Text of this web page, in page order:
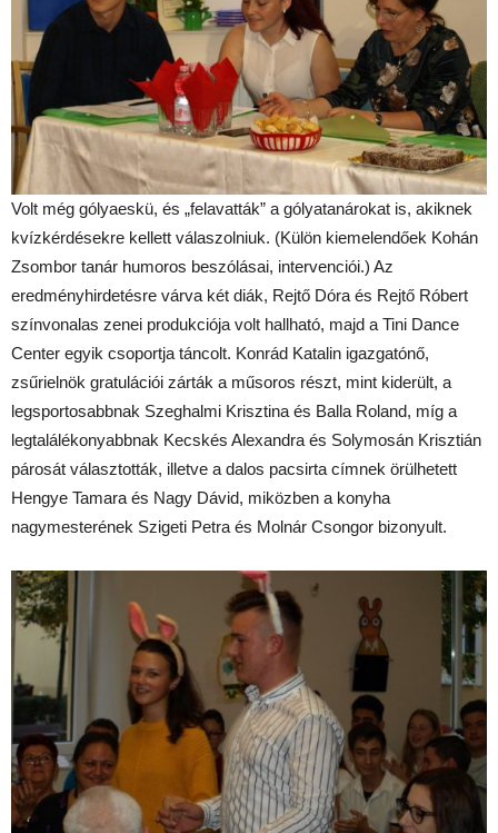
Volt még gólyaeskü, és „felavatták” a gólyatanárokat is, akiknek
kvízkérdésekre kellett válaszolniuk. (Külön kiemelendőek Kohán
Zsombor tanár humoros beszólásai, intervenciói.) Az
eredményhirdetésre várva két diák, Rejtő Dóra és Rejtő Róbert
színvonalas zenei produkciója volt hallható, majd a Tini Dance
Center egyik csoportja táncolt. Konrád Katalin igazgatónő,
zsűrielnök gratulációi zárták a műsoros részt, mint kiderült, a
legsportosabbnak Szeghalmi Krisztina és Balla Roland, míg a
legtalálékonyabbnak Kecskés Alexandra és Solymosán Krisztián
párosát választották, illetve a dalos pacsirta címnek örülhetett
Hengye Tamara és Nagy Dávid, miközben a konyha
nagymesterének Szigeti Petra és Molnár Csongor bizonyult.